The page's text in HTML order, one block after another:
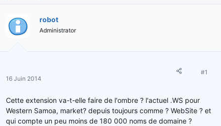
t
i
r
e
l
a
e
d
robot
Administrator
16 Juin 2014
#1
Cette extension va-t-elle faire de l'ombre ? l'actuel .WS pour
Western Samoa, market? depuis toujours comme ? WebSite ? et
qui compte un peu moins de 180 000 noms de domaine ?